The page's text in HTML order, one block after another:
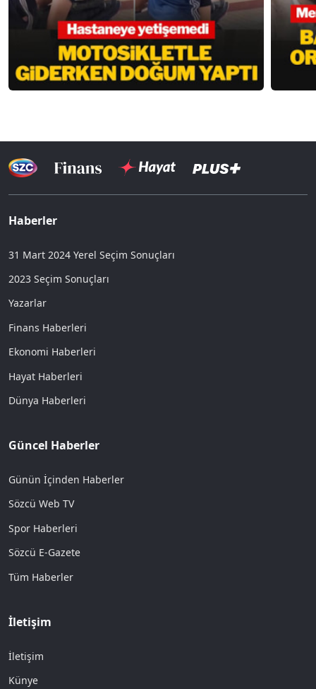
Haberler
31 Mart 2024 Yerel Seçim Sonuçları
2023 Seçim Sonuçları
Yazarlar
Finans Haberleri
Ekonomi Haberleri
Hayat Haberleri
Dünya Haberleri
Güncel Haberler
Günün İçinden Haberler
Sözcü Web TV
Spor Haberleri
Sözcü E-Gazete
Tüm Haberler
İletişim
İletişim
Künye